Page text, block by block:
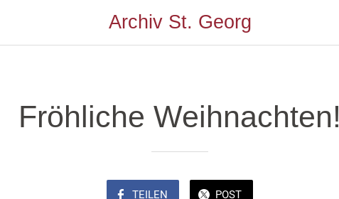
Archiv St. Georg
Fröhliche
TEILEN POST